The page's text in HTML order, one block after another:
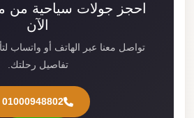
احجز جولات سياحية من
الآن
تواصل معنا عبر الهاتف أو واتساب
تفاصيل رحلتك.
01000948802